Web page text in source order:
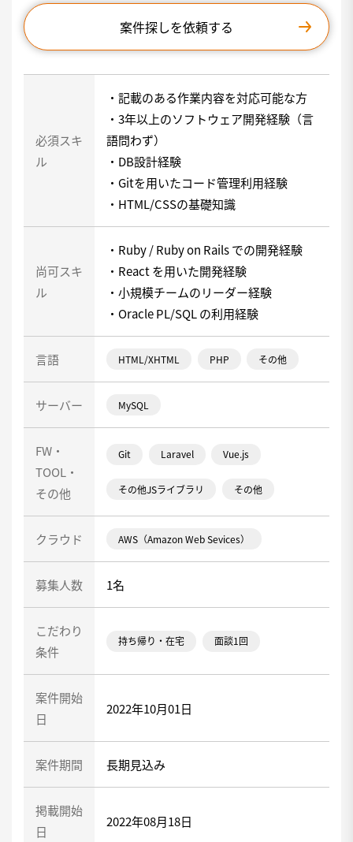
案件探しを依頼する
必須スキ
ル
・記載のある作業内容を対応可能な方
・3年以上のソフトウェア開発経験（言
語問わず）
・DB設計経験
・Gitを用いたコード管理利用経験
・HTML/CSSの基礎知識
尚可スキ
ル
・Ruby / Ruby on Rails での開発経験
・React を用いた開発経験
・小規模チームのリーダー経験
・Oracle PL/SQL の利用経験
言語 HTML/XHTML PHP その他
サーバー MySQL
FW・
TOOL・
その他
Git Laravel Vue.js
その他JSライブラリ その他
クラウド AWS（Amazon Web Sevices）
募集人数 1名
こだわり
条件
持ち帰り・在宅 面談1回
案件開始
日
2022年10月01日
案件期間 長期見込み
掲載開始
日
2022年08月18日